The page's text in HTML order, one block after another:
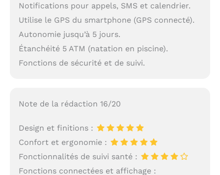
Notifications pour appels, SMS et calendrier.
Utilise le GPS du smartphone (GPS connecté).
Autonomie jusqu’à 5 jours.
Étanchéité 5 ATM (natation en piscine).
Fonctions de sécurité et de suivi.
Note de la rédaction 16/20
Design et finitions :
Confort et ergonomie :
Fonctionnalités de suivi santé :
Fonctions connectées et affichage :